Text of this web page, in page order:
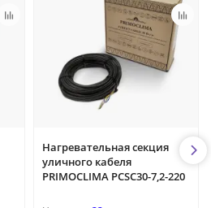
Нагревательная секция
уличного кабеля
PRIMOCLIMA PCSC30-7,2-220